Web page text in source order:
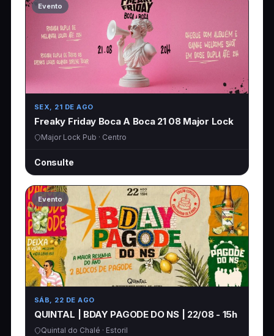
Evento
SEX, 21 DE AGO
Freaky Friday Boca A Boca 21 08 Major Lock
Major Lock Pub · Centro
Consulte
Evento
SÁB, 22 DE AGO
QUINTAL | BDAY PAGODE DO NS | 22/08 - 15h
Quintal do Chalé · Estoril